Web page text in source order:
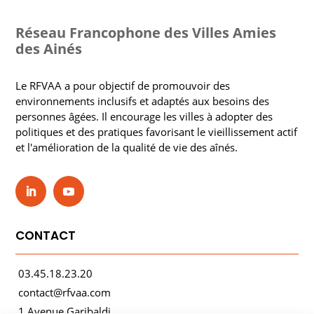
Réseau Francophone des Villes Amies
des Ainés
Le RFVAA a pour objectif de promouvoir des
environnements inclusifs et adaptés aux besoins des
personnes âgées. Il encourage les villes à adopter des
politiques et des pratiques favorisant le vieillissement actif
et l'amélioration de la qualité de vie des aînés.
CONTACT
03.45.18.23.20
contact@rfvaa.com